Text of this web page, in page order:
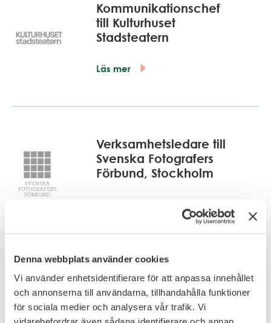
Denna webbplats använder cookies
Vi använder enhetsidentifierare för att anpassa innehållet
och annonserna till användarna, tillhandahålla funktioner
för sociala medier och analysera vår trafik. Vi
Kommunikationschef
till Kulturhuset
Stadsteatern
Läs mer
Verksamhetsledare till
Svenska Fotografers
Förbund, Stockholm
Teamchef
kommunikationssamordnare
till Kulturhuset